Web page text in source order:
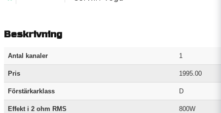
Beskrivning
Antal kanaler 1
Pris 1995.00
Förstärkarklass D
Effekt i 2 ohm RMS 800W